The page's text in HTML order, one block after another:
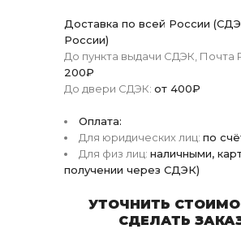
Доставка по всей России
России)
До пункта выдачи СДЭК, Почта
200₽
До двери СДЭК: от 400₽
Оплата:
Для юридических лиц: по
Для физ лиц: наличными,
получении через СДЭК)
УТОЧНИТЬ
СДЕЛАТЬ